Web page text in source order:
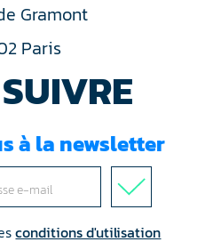
Gramont
Paris
à la newsletter
conditions d'utilisation